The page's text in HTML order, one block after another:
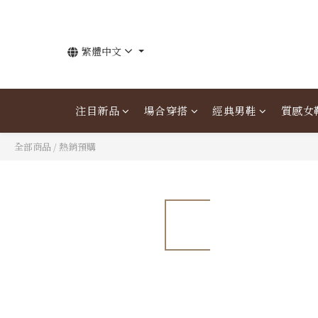
注目新品 場合穿搭 經典男鞋 質感女
繁體中文
全部商品 / 熱銷預購